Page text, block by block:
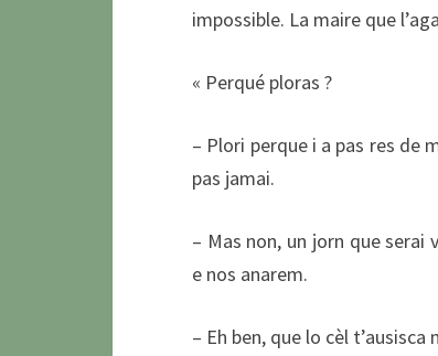
impossible. La maire que
« Perqué ploras ?
– Plori perque i a pas res de
pas jamai.
– Mas non, un jorn que
e nos anarem.
– Eh ben, que lo cèl